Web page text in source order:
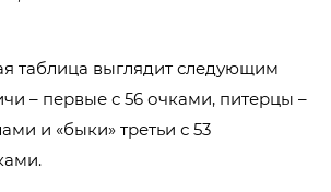
таблица выглядит следующим
– первые с 56 очками, питерцы –
и «быки» третьи с 53